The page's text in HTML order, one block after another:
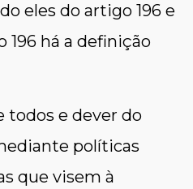
eles do artigo 196 e
196 há a definição
todos e dever do
políticas
que visem à